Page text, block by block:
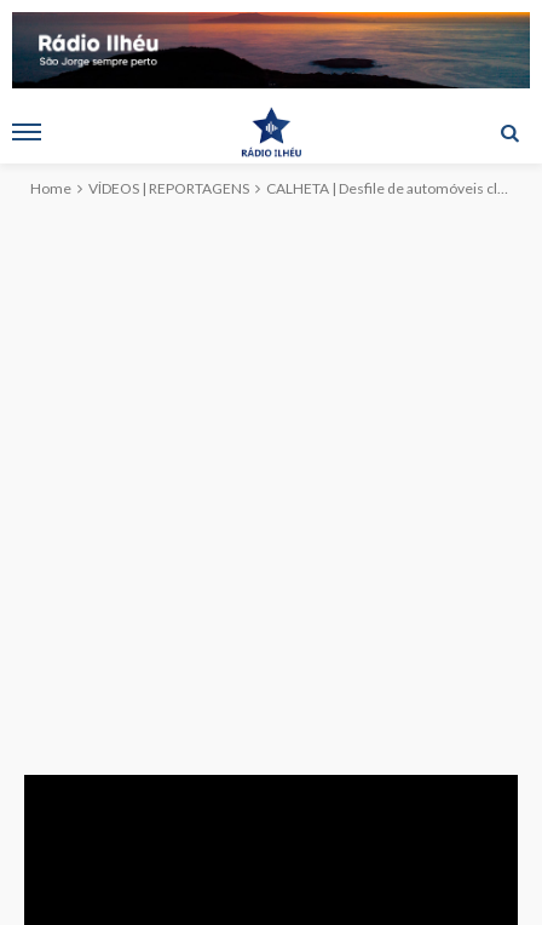
Home VÍDEOS | REPORTAGENS CALHETA | Desfile de automóveis clássicos da Ilha de São Jorge (c/vídeo)